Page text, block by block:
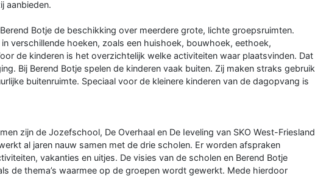
aanbieden.
Botje de beschikking over meerdere grote, lichte groepsruimten.
verschillende hoeken, zoals een huishoek, bouwhoek, eethoek,
de kinderen is het overzichtelijk welke activiteiten waar plaatsvinden. Dat
Bij Berend Botje spelen de kinderen vaak buiten. Zij maken straks gebruik
buitenruimte. Speciaal voor de kleinere kinderen van de dagopvang is
zijn de Jozefschool, De Overhaal en De Ieveling van SKO West-Friesland
al jaren nauw samen met de drie scholen. Er worden afspraken
vakanties en uitjes. De visies van de scholen en Berend Botje
de thema’s waarmee op de groepen wordt gewerkt. Mede hierdoor